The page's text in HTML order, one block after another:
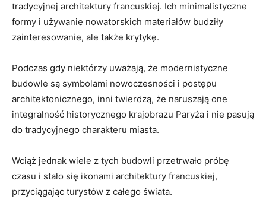
tradycyjnej architektury‍ francuskiej. Ich minimalistyczne
formy i ​używanie nowatorskich materiałów budziły
zainteresowanie, ale także krytykę.
Podczas gdy niektórzy uważają, że modernistyczne
budowle są symbolami nowoczesności i postępu
architektonicznego, inni twierdzą,⁤ że ⁢naruszają⁤ one
integralność historycznego krajobrazu Paryża i nie pasują
do tradycyjnego charakteru ⁢miasta.
Wciąż jednak wiele z⁢ tych budowli przetrwało próbę
czasu i‌ stało się ikonami architektury⁤ francuskiej,
przyciągając turystów z​ całego świata.